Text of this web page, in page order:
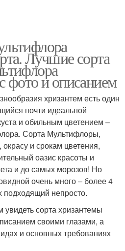
Лучшие сорта
фото и описанием
хризантем есть один
почти идеальной
и обильным цветением –
Сорта Мультифлоры,
и срокам цветения,
оазис красоты и
и до самых морозов! Но
очень много – более 4
подходящий непросто.
сорта хризантемы
своими глазами, а
и основных требованиях